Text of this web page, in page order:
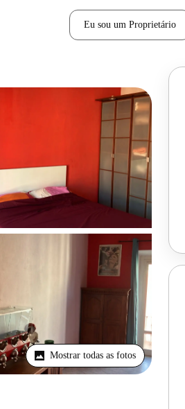
Eu sou um Proprietário
Mostrar todas as fotos